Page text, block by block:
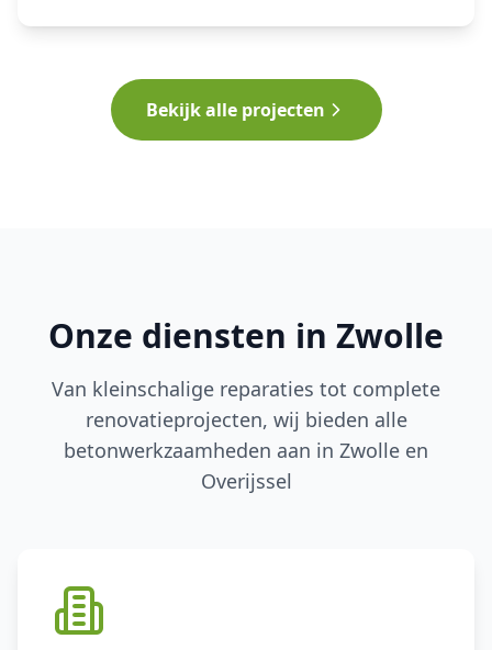
Bekijk alle projecten
Onze diensten in Zwolle
Van kleinschalige reparaties tot complete
renovatieprojecten, wij bieden alle
betonwerkzaamheden aan in Zwolle en
Overijssel